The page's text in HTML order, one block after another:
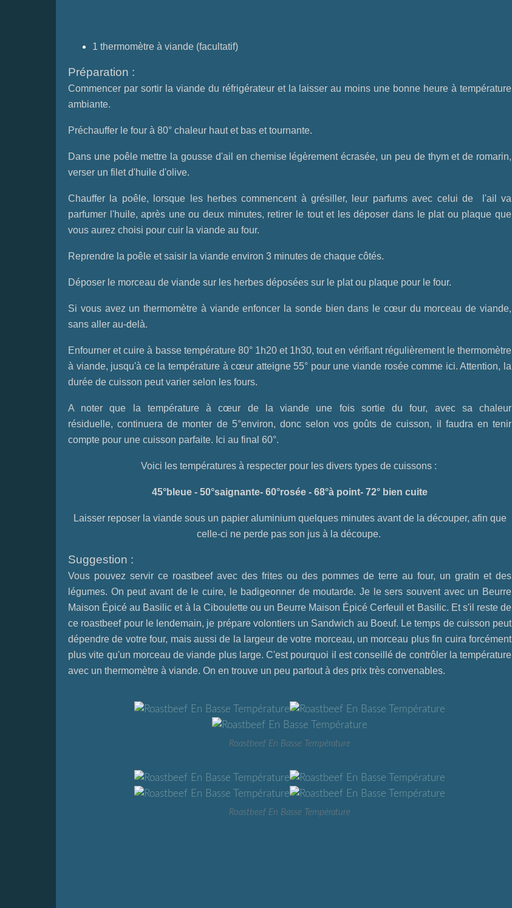
1 thermomètre à viande (facultatif)
Préparation :
Commencer par sortir la viande du réfrigérateur et la laisser au moins une bonne heure à température
ambiante.
Préchauffer le four à 80° chaleur haut et bas et tournante.
Dans une poêle mettre la gousse d'ail en chemise légèrement écrasée, un peu de thym et de romarin,
verser un filet d'huile d'olive.
Chauffer la poêle, lorsque les herbes commencent à grésiller, leur parfums avec celui de l'ail va
parfumer l'huile, après une ou deux minutes, retirer le tout et les déposer dans le plat ou plaque que
vous aurez choisi pour cuir la viande au four.
Reprendre la poêle et saisir la viande environ 3 minutes de chaque côtés.
Déposer le morceau de viande sur les herbes déposées sur le plat ou plaque pour le four.
Si vous avez un thermomètre à viande enfoncer la sonde bien dans le cœur du morceau de viande,
sans aller au-delà.
Enfourner et cuire à basse température 80° 1h20 et 1h30, tout en vérifiant régulièrement le thermomètre
à viande, jusqu'à ce la température à cœur atteigne 55° pour une viande rosée comme ici. Attention, la
durée de cuisson peut varier selon les fours.
A noter que la température à cœur de la viande une fois sortie du four, avec sa chaleur
résiduelle, continuera de monter de 5°environ, donc selon vos goûts de cuisson, il faudra en tenir
compte pour une cuisson parfaite. Ici au final 60°.
Voici les températures à respecter pour les divers types de cuissons :
45°bleue - 50°saignante- 60°rosée - 68°à point- 72° bien cuite
Laisser reposer la viande sous un papier aluminium quelques minutes avant de la découper, afin que
celle-ci ne perde pas son jus à la découpe.
Suggestion :
Vous pouvez servir ce roastbeef avec des frites ou des pommes de terre au four, un gratin et des
légumes. On peut avant de le cuire, le badigeonner de moutarde. Je le sers souvent avec un Beurre
Maison Épicé au Basilic et à la Cibouletteou un Beurre Maison Épicé Cerfeuil et Basilic. Et s'il reste de
ce roastbeef pour le lendemain, je prépare volontiers un Sandwich au Boeuf. Le temps de cuisson peut
dépendre de votre four, mais aussi de la largeur de votre morceau, un morceau plus fin cuira forcément
plus vite qu'un morceau de viande plus large. C'est pourquoi il est conseillé de contrôler la température
avec un thermomètre à viande. On en trouve un peu partout à des prix très convenables.
Roastbeef En Basse Température
Roastbeef En Basse Température